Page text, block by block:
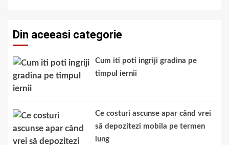
Din aceeasi categorie
Cum iti poti ingriji gradina pe
timpul iernii
Ce costuri ascunse apar când vrei
să depozitezi mobila pe termen
lung